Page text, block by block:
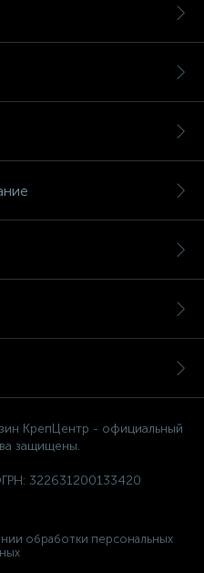
КрепЦентр - официальный
защищены.
322631200133420
обработки персональных